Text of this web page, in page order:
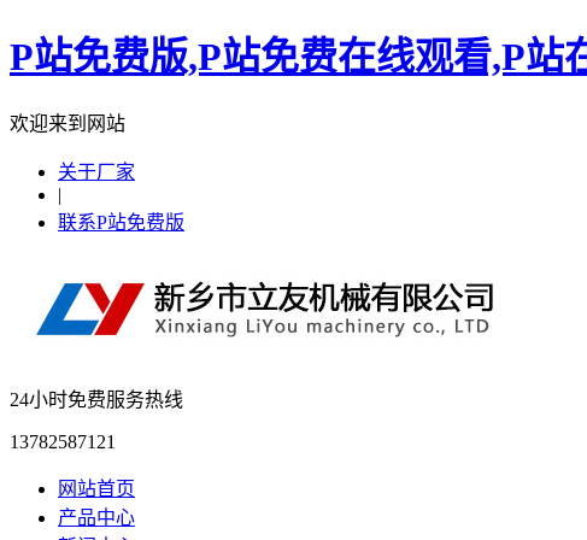
P站免费版,P站免费在线观看,P
欢迎来到网站
关于厂家
|
联系P站免费版
24小时免费服务热线
13782587121
网站首页
产品中心